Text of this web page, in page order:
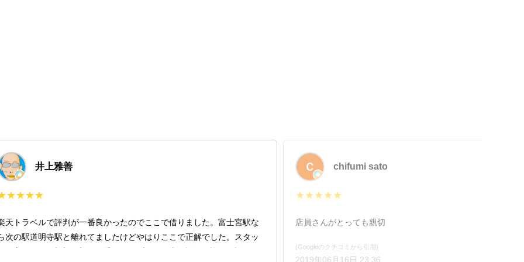
井上雅善
天トラベルで評判が一番良かったのでここで借りました。富士宮駅な
次の駅道明寺駅と離れてましたけどやはりここで正解でした。スタッ
chifumi sato
★★★★★
店員さんがとっても親切
(Googleのクチコミから引用)
2019年06月16日 23:36